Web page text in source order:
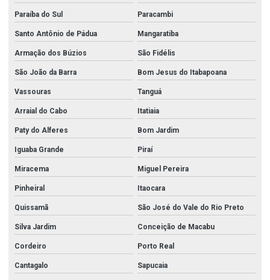
Paraíba do Sul Paracambi
Santo Antônio de Pádua Mangaratiba
Armação dos Búzios São Fidélis
São João da Barra Bom Jesus do Itabapoana
Vassouras Tanguá
Arraial do Cabo Itatiaia
Paty do Alferes Bom Jardim
Iguaba Grande Piraí
Miracema Miguel Pereira
Pinheiral Itaocara
Quissamã São José do Vale do Rio Preto
Silva Jardim Conceição de Macabu
Cordeiro Porto Real
Cantagalo Sapucaia